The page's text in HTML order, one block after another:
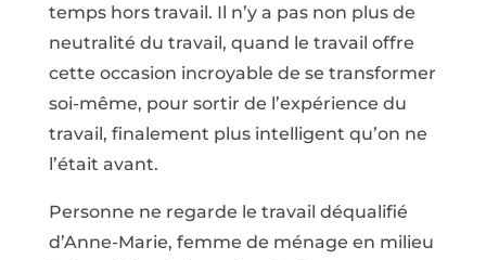
temps hors travail. Il n’y a pas non plus de
neutralité du travail, quand le travail offre
cette occasion incroyable de se transformer
soi-même, pour sortir de l’expérience du
travail, finalement plus intelligent qu’on ne
l’était avant.
Personne ne regarde le travail déqualifié
d’Anne-Marie, femme de ménage en milieu